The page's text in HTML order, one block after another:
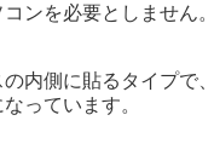
ンを必要としません。
内側に貼るタイプで、
っています。